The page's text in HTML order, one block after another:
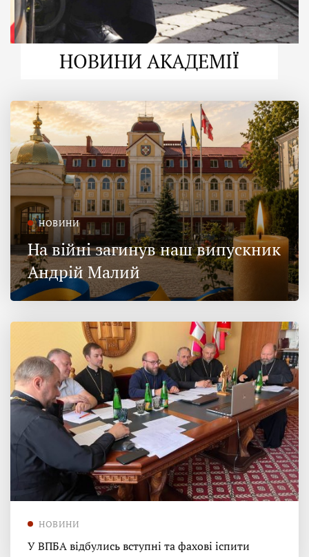
НОВИНИ АКАДЕМІЇ
НОВИНИ
На війні загинув наш випускник
Андрій Малий
НОВИНИ
У ВПБА відбулись вступні та фахові іспити